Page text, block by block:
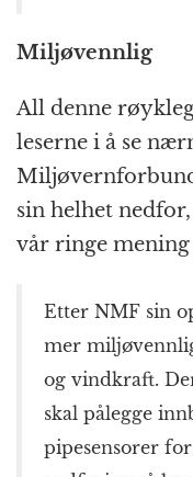
Miljøvennlig
All denne
leserne i å se
sin helhet
vår ringe
Etter NMF sin
mer
og vindkraft.
skal pålegge
pipesensorer